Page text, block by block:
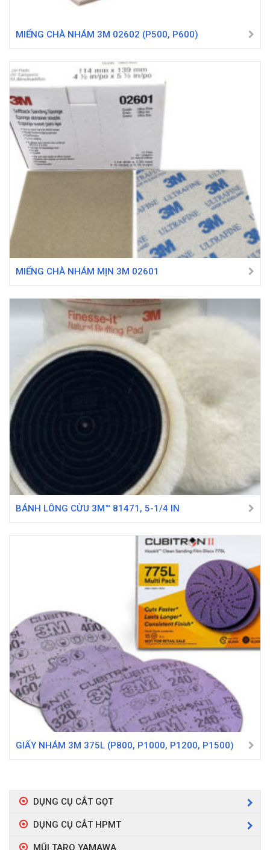
MIẾNG CHÀ NHÁM 3M 02602 (P500, P600)
MIẾNG CHÀ NHÁM MỊN 3M 02601
BÁNH LÔNG CỪU 3M™ 81471, 5-1/4 IN
GIẤY NHÁM 3M 375L (P800, P1000, P1200, P1500)
DỤNG CỤ CẮT GỌT
DỤNG CỤ CẮT HPMT
MŨI TARO YAMAWA